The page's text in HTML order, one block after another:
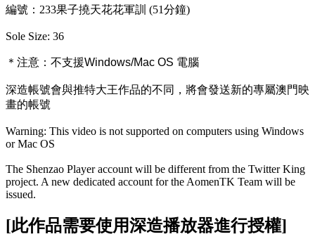
編號：233果子撓天花花軍訓 (51分鐘)
Sole Size: 36
＊注意： 不支援Windows/Mac OS 電腦
深造帳號會與推特大王作品的不同，將會發送新的專屬澳門映
畫的帳號
Warning: This video is not supported on computers using Windows
or Mac OS
The Shenzao Player account will be different from the Twitter King
project. A new dedicated account for the AomenTK Team will be
issued.
[此作品需要使用深造播放器進行授權]